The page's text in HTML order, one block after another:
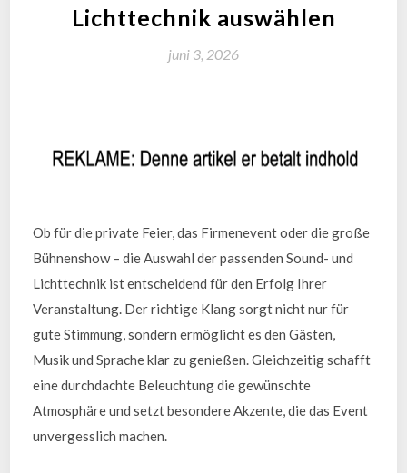
Lichttechnik auswählen
juni 3, 2026
Ob für die private Feier, das Firmenevent oder die große
Bühnenshow – die Auswahl der passenden Sound- und
Lichttechnik ist entscheidend für den Erfolg Ihrer
Veranstaltung. Der richtige Klang sorgt nicht nur für
gute Stimmung, sondern ermöglicht es den Gästen,
Musik und Sprache klar zu genießen. Gleichzeitig schafft
eine durchdachte Beleuchtung die gewünschte
Atmosphäre und setzt besondere Akzente, die das Event
unvergesslich machen.